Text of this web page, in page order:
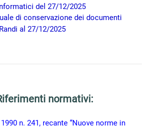
del 27/12/2025
di conservazione dei documenti
al 27/12/2025
normativi:
n. 241, recante “Nuove norme in